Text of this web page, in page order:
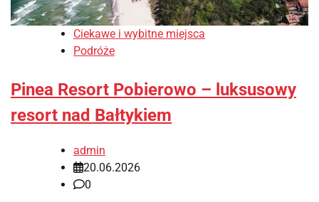
Ciekawe i wybitne miejsca
Podróże
Pinea Resort Pobierowo – luksusowy
resort nad Bałtykiem
admin
20.06.2026
0